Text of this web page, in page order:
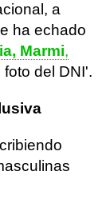
a
ha echado
Marmi,
del DNI'.